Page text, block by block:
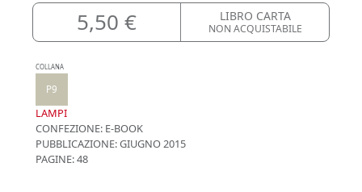
5,50 € LIBRO CARTA
NON ACQUISTABILE
COLLANA
P9
LAMPI
CONFEZIONE: E-BOOK
PUBBLICAZIONE:GIUGNO 2015
PAGINE: 48